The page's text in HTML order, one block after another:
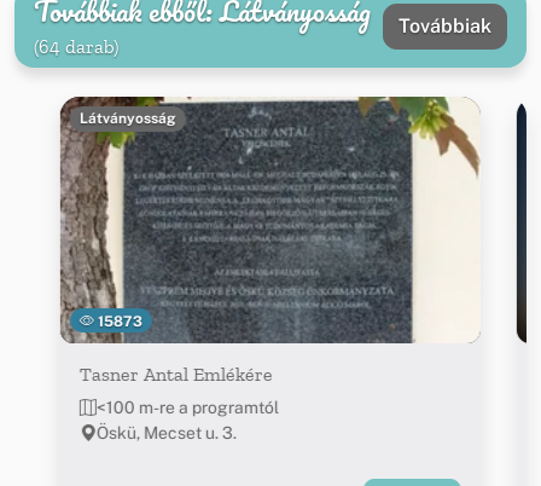
Továbbiak ebből: Látványosság
(64 darab)
Továbbiak
15873
Látványosság
Tasner Antal Emlékére
<100 m-re a programtól
Öskü, Mecset u. 3.